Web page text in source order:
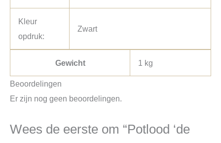
Kleur
opdruk:
Zwart
Gewicht 1 kg
Beoordelingen
Er zijn nog geen beoordelingen.
Wees de eerste om “Potlood ‘de